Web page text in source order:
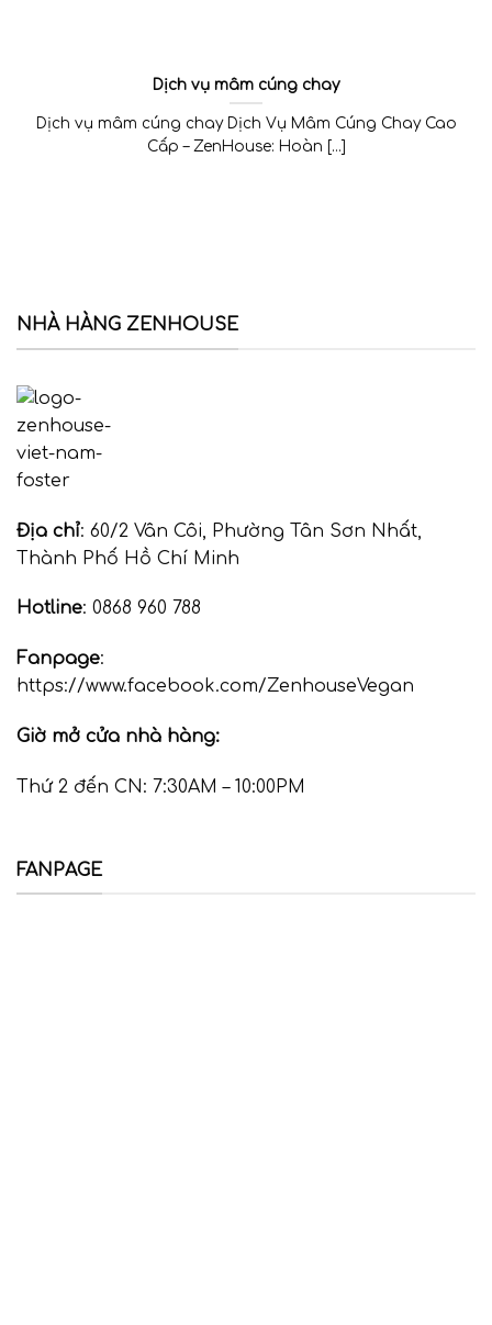
Dịch vụ mâm cúng chay
Dịch vụ mâm cúng chay Dịch Vụ Mâm Cúng Chay Cao
Cấp – ZenHouse: Hoàn [...]
NHÀ HÀNG ZENHOUSE
Địa chỉ: 60/2 Vân Côi, Phường Tân Sơn Nhất,
Thành Phố Hồ Chí Minh
Hotline: 0868 960 788
Fanpage:
https://www.facebook.com/ZenhouseVegan
Giờ mở cửa nhà hàng:
Thứ 2 đến CN: 7:30AM – 10:00PM
FANPAGE